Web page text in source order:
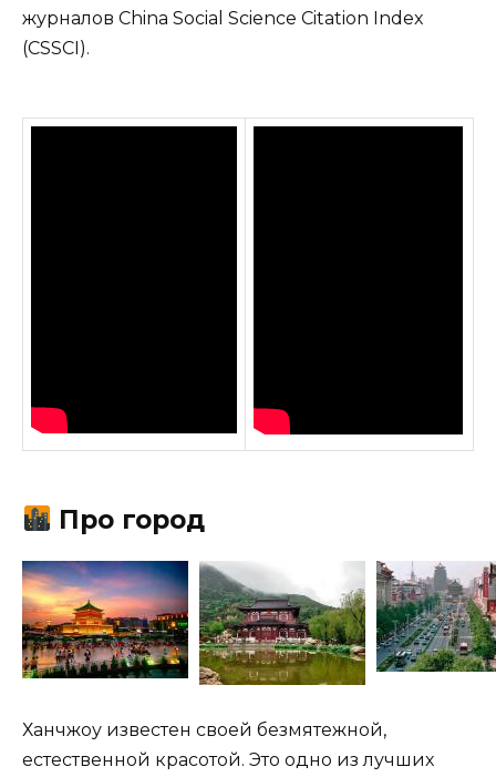
журналов China Social Science Citation Index
(CSSCI).
Про город
Ханчжоу известен своей безмятежной,
естественной красотой. Это одно из лучших